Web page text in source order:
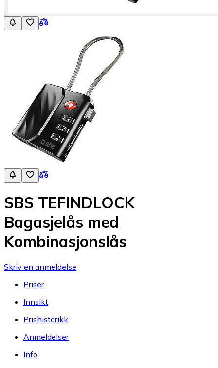
SBS TEFINDLOCK
Bagasjelås med
Kombinasjonslås
Skriv en anmeldelse
Priser
Innsikt
Prishistorikk
Anmeldelser
Info